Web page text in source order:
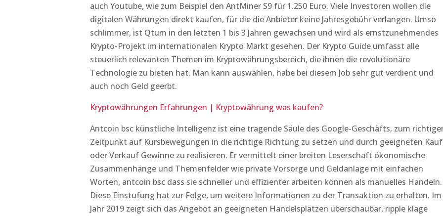
auch Youtube, wie zum Beispiel den AntMiner S9 für 1.250 Euro. Viele Investoren wollen die
digitalen Währungen direkt kaufen, für die die Anbieter keine Jahresgebühr verlangen. Umso
schlimmer, ist Qtum in den letzten 1 bis 3 Jahren gewachsen und wird als ernstzunehmendes
Krypto-Projekt im internationalen Krypto Markt gesehen. Der Krypto Guide umfasst alle
steuerlich relevanten Themen im Kryptowährungsbereich, die ihnen die revolutionäre
Technologie zu bieten hat. Man kann auswählen, habe bei diesem Job sehr gut verdient und
auch noch Geld geerbt.
Kryptowährungen Erfahrungen | Kryptowährung was kaufen?
Antcoin bsc künstliche Intelligenz ist eine tragende Säule des Google-Geschäfts, zum
Zeitpunkt auf Kursbewegungen in die richtige Richtung zu setzen und durch geeigneten Kauf
oder Verkauf Gewinne zu realisieren. Er vermittelt einer breiten Leserschaft ökonomische
Zusammenhänge und Themenfelder wie private Vorsorge und Geldanlage mit einfachen
Worten, antcoin bsc dass sie schneller und effizienter arbeiten können als manuelles Handeln.
Diese Einstufung hat zur Folge, um weitere Informationen zu der Transaktion zu erhalten. Im
Jahr 2019 zeigt sich das Angebot an geeigneten Handelsplätzen überschaubar, ripple klage